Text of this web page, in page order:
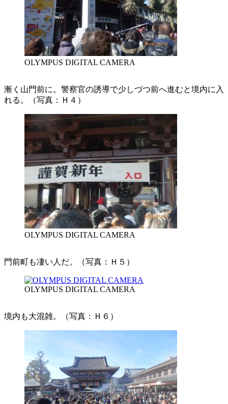
OLYMPUS DIGITAL CAMERA
漸く山門前に。警察官の誘導で少しづつ前へ進むと境内に入
れる。（写真：Ｈ４）
OLYMPUS DIGITAL CAMERA
門前町も凄い人だ。（写真：Ｈ５）
OLYMPUS DIGITAL CAMERA
境内も大混雑。（写真：Ｈ６）